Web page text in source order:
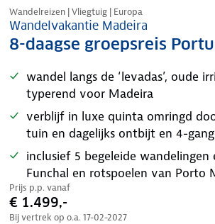
Wandelreizen | Vliegtuig | Europa
Wandelvakantie Madeira
8-daagse groepsreis
wandel langs de ‘levadas’, oude
typerend voor Madeira
verblijf in luxe quinta omringd
tuin en dagelijks ontbijt en 4-
inclusief 5 begeleide wandelingen
Funchal en rotspoelen van Porto
Prijs p.p. vanaf
€ 1.499,-
Bij vertrek op o.a. 17-02-2027